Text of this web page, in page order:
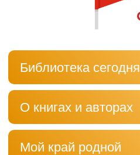
Библиотека сегодня
О книгах и авторах
Мой край родной